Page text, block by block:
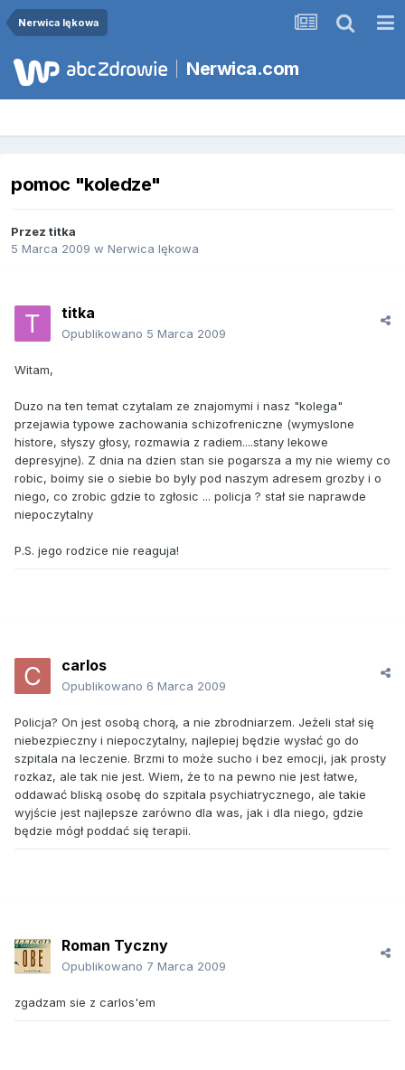
Nerwica lękowa
Nerwica.com
pomoc "koledze"
Przez titka
5 Marca 2009 w Nerwica lękowa
titka
Opublikowano 5 Marca 2009
Witam,
Duzo na ten temat czytalam ze znajomymi i nasz "kolega"
przejawia typowe zachowania schizofreniczne (wymyslone
histore, słyszy głosy, rozmawia z radiem....stany lekowe
depresyjne). Z dnia na dzien stan sie pogarsza a my nie wiemy co
robic, boimy sie o siebie bo byly pod naszym adresem grozby i o
niego, co zrobic gdzie to zgłosic ... policja ? stał sie naprawde
niepoczytalny
P.S. jego rodzice nie reaguja!
carlos
Opublikowano 6 Marca 2009
Policja? On jest osobą chorą, a nie zbrodniarzem. Jeżeli stał się
niebezpieczny i niepoczytalny, najlepiej będzie wysłać go do
szpitala na leczenie. Brzmi to może sucho i bez emocji, jak prosty
rozkaz, ale tak nie jest. Wiem, że to na pewno nie jest łatwe,
oddawać bliską osobę do szpitala psychiatrycznego, ale takie
wyjście jest najlepsze zarówno dla was, jak i dla niego, gdzie
będzie mógł poddać się terapii.
Roman Tyczny
Opublikowano 7 Marca 2009
zgadzam sie z carlos'em